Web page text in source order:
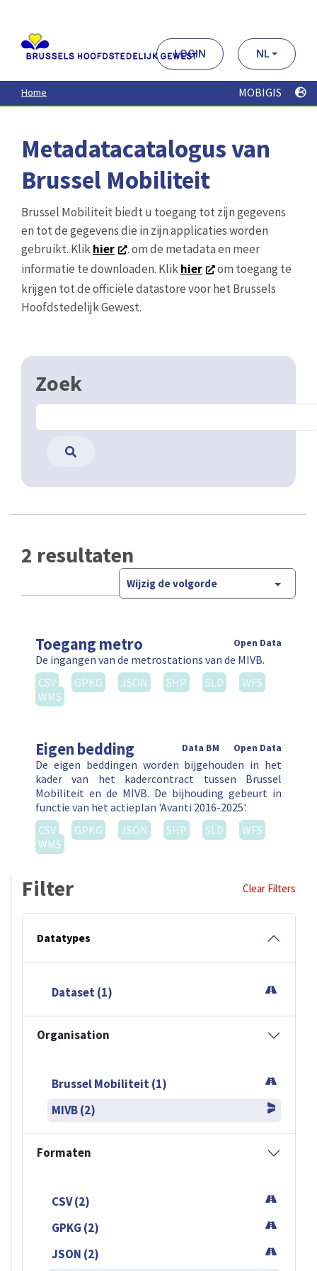
contenu
principal
LOGIN NL
Home MOBIGIS
Metadatacatalogus van
Brussel Mobiliteit
Brussel Mobiliteit biedt u toegang tot zijn gegevens
en tot de gegevens die in zijn applicaties worden
gebruikt. Klikhier
. om de metadata en meer
informatie te downloaden. Klikhier
om toegang te
krijgen tot de officiële datastore voor het Brussels
Hoofdstedelijk Gewest.
Zoek
2 resultaten
Wijzig de volgorde
Toegang metro Open Data
De ingangen van de metrostations van de MIVB.
CSV
GPKG JSON SHP SLD
WFS
WMS
Eigen bedding Open Data
Data BM
De eigen beddingen worden bijgehouden in het
kader van het kadercontract tussen Brussel
Mobiliteit en de MIVB. De bijhouding gebeurt in
functie van het actieplan 'Avanti 2016-2025'.
CSV
GPKG JSON SHP SLD
WFS
WMS
Filter Clear Filters
Datatypes
Dataset (1)
Organisation
Brussel Mobiliteit (1)
MIVB (2)
Formaten
CSV (2)
GPKG (2)
JSON (2)